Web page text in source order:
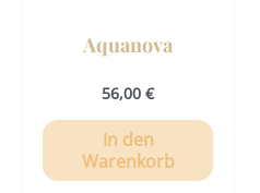
Aquanova
56,00 €
In den
Warenkorb